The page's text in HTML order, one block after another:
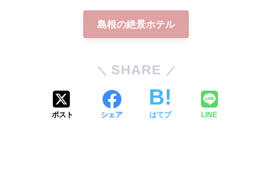
島根の絶景ホテル
SHARE
ポスト シェア はてブ LINE